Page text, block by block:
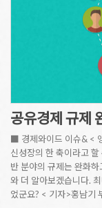
공유경제 규제
■ 경제와이드 이슈& <
신성장의 한 축이라고
반 분야의 규제는 완화
와 더 알아보겠습니다.
었군요? < 기자>홍남기